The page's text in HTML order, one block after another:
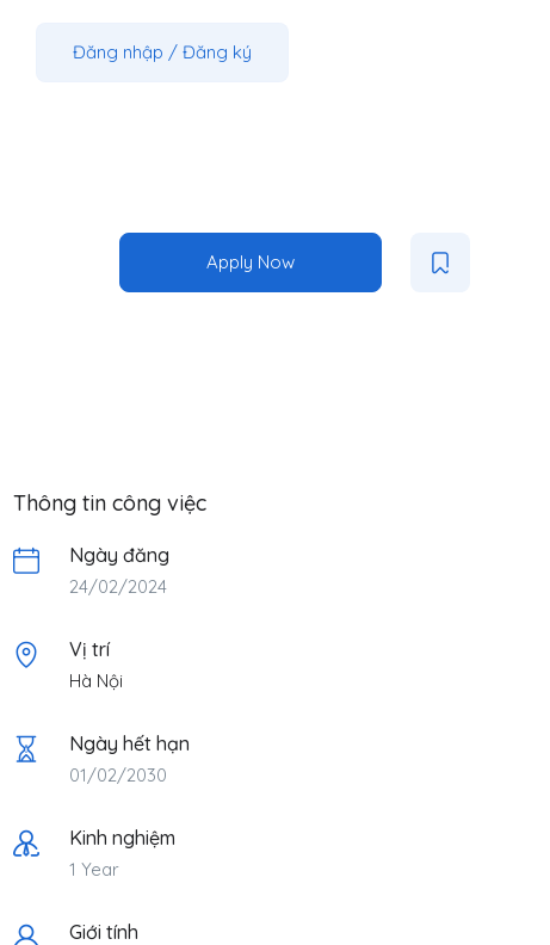
Đăng nhập / Đăng ký
Apply Now
Thông tin công việc
Ngày đăng
24/02/2024
Vị trí
Hà Nội
Ngày hết hạn
01/02/2030
Kinh nghiệm
1 Year
Giới tính